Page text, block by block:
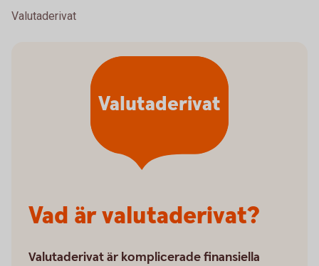
Valutaderivat
Vad är valutaderivat?
Valutaderivat är komplicerade finansiella
Valutaderivat